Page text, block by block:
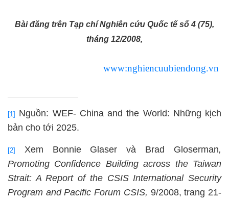
Bài đăng trên Tạp chí Nghiên cứu Quốc tế số 4 (75),
tháng 12/2008,
www:nghiencuubiendong.vn
[1]
Nguồn: WEF- China and the World: Những kịch
bản cho tới 2025.
[2] Xem Bonnie Glaser và Brad Gloserman,
Promoting Confidence Buildingacross the Taiwan
Strait: A Report of the CSIS International Security
Program and Pacific Forum CSIS, 9/2008, trang 21-